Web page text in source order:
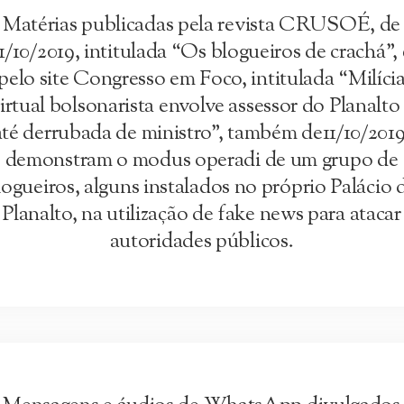
Matérias publicadas pela revista CRUSOÉ, de
10/2019, intitulada “Os blogueiros de crachá”,
site Congresso em Foco, intitulada
bolsonarista envolve assessor do Planalto
derrubada de ministro”, também de11/10/
demonstram o modus operadi de um grupo de
alguns instalados no próprio Palácio
Planalto, na utilização de fake news para atacar
autoridades públicos.